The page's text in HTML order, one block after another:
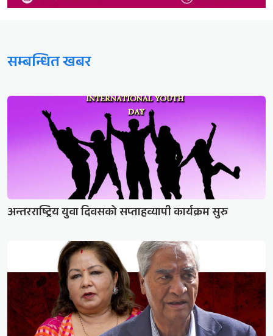
सम्बन्धित खबर
अन्तरराष्ट्रिय युवा दिवसको सप्ताहव्यापी कार्यक्रम सुरु